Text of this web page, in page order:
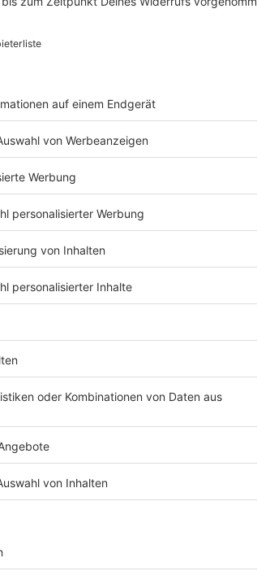
20. Geburtstag gefeiert!Krass, dass
- einige Videobotschaften seht ihr hier. ;)
deine
Wir
von